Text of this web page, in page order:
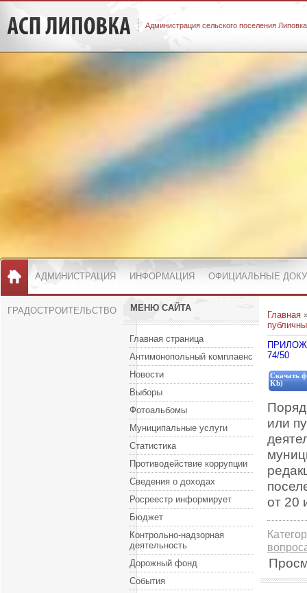
Администрация сельского поселения
АДМИНИСТРАЦИЯ ИНФОРМАЦИЯ ОФИЦИАЛЬНЫЕ
ГРАДОСТРОИТЕЛЬСТВО МЕНЮ САЙТА
Главная страница
Антимонопольный комплаенс
Новости
Выборы
Фотоальбомы
Муниципальные услуги
Статистика
Противодействие коррупции
Сведения о доходах
Росреестр информирует
Бюджет
Контрольно-надзорная
деятельность
Дорожный фонд
События
Главная
74/50
Скачать
Kb)
или
от 20